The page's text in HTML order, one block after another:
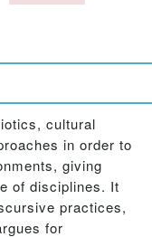
cultural
in order to
giving
of disciplines. It
practices,
for